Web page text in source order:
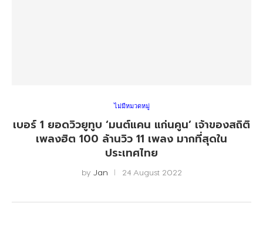
ไม่มีหมวดหมู่
เบอร์ 1 ยอดวิวยูทูบ ‘มนต์แคน แก่นคูน’ เจ้าของสถิติ
เพลงฮิต 100 ล้านวิว 11 เพลง มากที่สุดใน
ประเทศไทย
by Jan 24 August 2022